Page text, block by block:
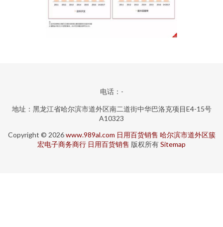
电话：-
地址：黑龙江省哈尔滨市道外区南二道街中华巴洛克项目E4-15号
A10323
Copyright © 2026www.989al.com 日用百货销售 哈尔滨市道外区簇
宏电子商务商行 日用百货销售 版权所有Sitemap